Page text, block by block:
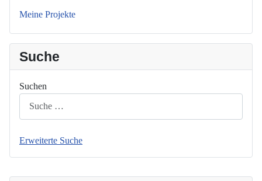
Meine Projekte
Suche
Suchen
Erweiterte Suche